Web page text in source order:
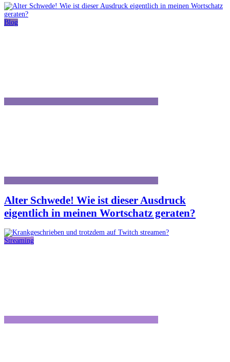
Blog
Alter Schwede! Wie ist dieser Ausdruck
eigentlich in meinen Wortschatz geraten?
Streaming